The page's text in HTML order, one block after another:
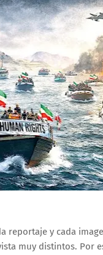
reportaje y cada
muy distintos. Por